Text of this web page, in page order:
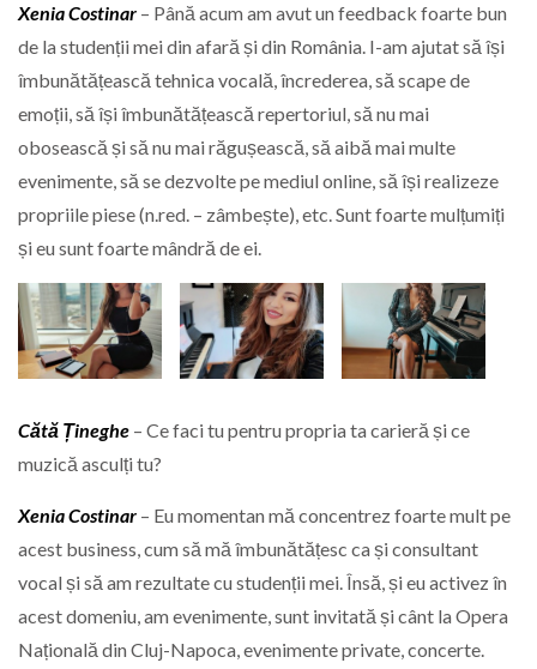
Xenia Costinar – Până acum am avut un feedback foarte bun
de la studenții mei din afară și din România. I-am ajutat să își
îmbunătățească tehnica vocală, încrederea, să scape de
emoții, să își îmbunătățească repertoriul, să nu mai
obosească și să nu mai răgușească, să aibă mai multe
evenimente, să se dezvolte pe mediul online, să își realizeze
propriile piese (n.red. – zâmbește), etc. Sunt foarte mulțumiți
și eu sunt foarte mândră de ei.
Cătă Țineghe – Ce faci tu pentru propria ta carieră și ce
muzică asculți tu?
Xenia Costinar – Eu momentan mă concentrez foarte mult pe
acest business, cum să mă îmbunătățesc ca și consultant
vocal și să am rezultate cu studenții mei. Însă, și eu activez în
acest domeniu, am evenimente, sunt invitată și cânt la Opera
Națională din Cluj-Napoca, evenimente private, concerte.